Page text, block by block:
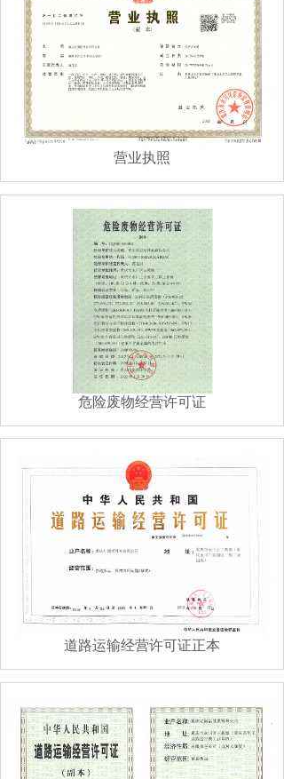
道路运输经营许可证正本
危险废物经营许可证
营业执照